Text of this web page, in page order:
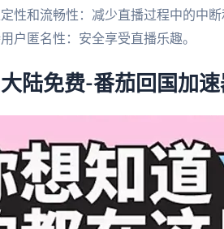
性和流畅性：减少直播过程中的中断
户匿名性：安全享受直播乐趣。
陆免费-番茄回国加